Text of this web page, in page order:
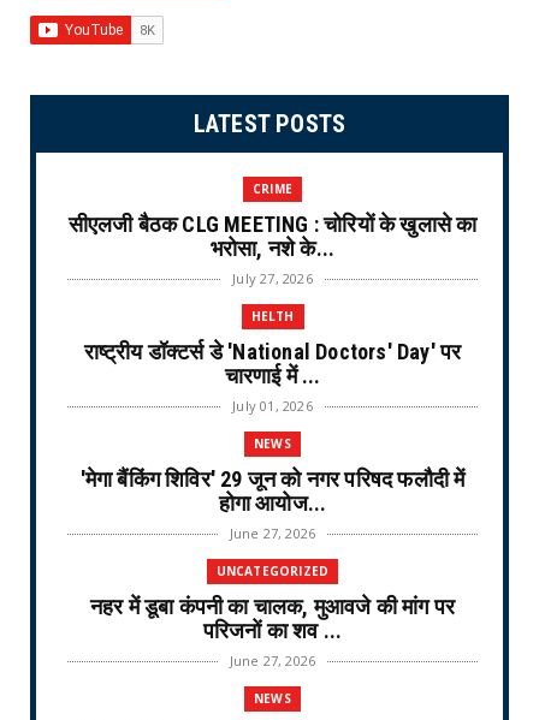
LATEST POSTS
CRIME
सीएलजी बैठक CLG MEETING : चोरियों के खुलासे का
भरोसा, नशे के...
July 27, 2026
HELTH
राष्ट्रीय डॉक्टर्स डे 'National Doctors' Day' पर
चारणाई में ...
July 01, 2026
NEWS
'मेगा बैंकिंग शिविर' 29 जून को नगर परिषद फलौदी में
होगा आयोज...
June 27, 2026
UNCATEGORIZED
नहर में डूबा कंपनी का चालक, मुआवजे की मांग पर
परिजनों का शव ...
June 27, 2026
NEWS